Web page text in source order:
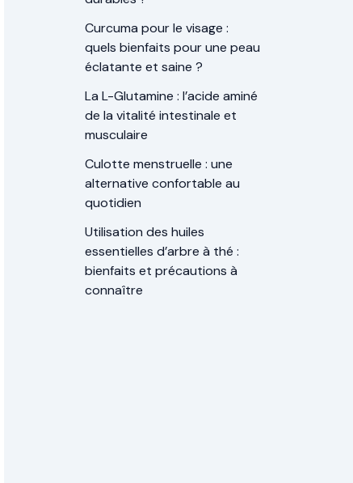
Curcuma pour le visage :
quels bienfaits pour une peau
éclatante et saine ?
La L-Glutamine : l’acide aminé
de la vitalité intestinale et
musculaire
Culotte menstruelle : une
alternative confortable au
quotidien
Utilisation des huiles
essentielles d’arbre à thé :
bienfaits et précautions à
connaître